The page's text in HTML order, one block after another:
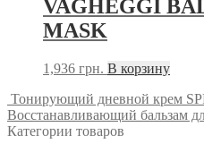
VAGHEGGI
MASK
1,936 грн. В корзину
Тонирующий дневной крем
Восстанавливающий бальзам
Категории товаров